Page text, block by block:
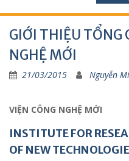
GIỚI THIỆU TỔNG
NGHỆ MỚI
21/03/2015 Nguyễn
VIỆN CÔNG NGHỆ MỚI
INSTITUTE FOR
OF NEW